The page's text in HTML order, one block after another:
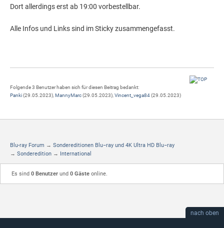
Dort allerdings erst ab 19:00 vorbestellbar.
Alle Infos und Links sind im Sticky zusammengefasst.
Folgende 3 Benutzer haben sich für diesen Beitrag bedankt:
Panki(29.05.2023), MannyMarc(29.05.2023), Vincent_vega84(29.05.2023)
Blu-ray Forum → Sondereditionen Blu−ray und 4K Ultra HD Blu−ray
→ Sonderedition → International
Es sind 0 Benutzerund 0 Gästeonline.
nach oben